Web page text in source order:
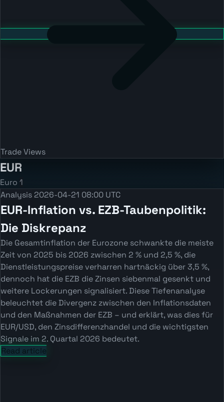
Trade Views
EUR
Euro 1
Analysis 2026-04-21 08:00 UTC
EUR-Inflation vs. EZB-Taubenpolitik:
Die Diskrepanz
Die Gesamtinflation der Eurozone schwankte die meiste
Zeit von 2025 bis 2026 zwischen 2 % und 2,5 %, die
Dienstleistungspreise verharren hartnäckig über 3,5 %,
dennoch hat die EZB die Zinsen siebenmal gesenkt und
weitere Lockerungen signalisiert. Diese Tiefenanalyse
beleuchtet die Divergenz zwischen den Inflationsdaten
und den Maßnahmen der EZB – und erklärt, was dies für
EUR/USD, den Zinsdifferenzhandel und die wichtigsten
Signale im 2. Quartal 2026 bedeutet.
Read article